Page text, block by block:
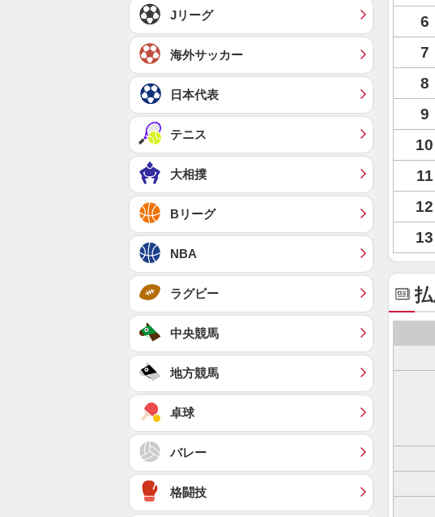
6
7
8
9
10
11
12
13
Jリーグ
海外サッカー
日本代表
テニス
大相撲
Bリーグ
NBA
ラグビー
中央競馬
地方競馬
卓球
バレー
格闘技